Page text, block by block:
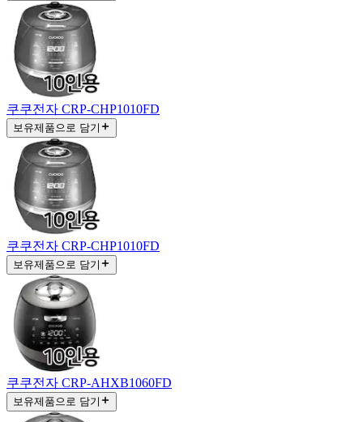
쿠쿠전자 CRP-CHP1010FD
보유제품으로 담기
쿠쿠전자 CRP-CHP1010FD
보유제품으로 담기
쿠쿠전자 CRP-AHXB1060FD
보유제품으로 담기